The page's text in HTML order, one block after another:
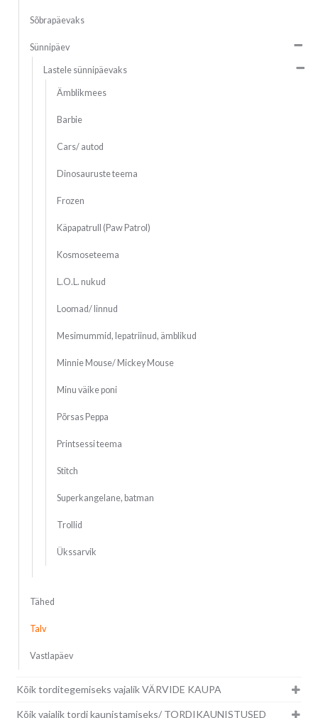
Sõbrapäevaks
Sünnipäev
Lastele sünnipäevaks
Ämblikmees
Barbie
Cars/ autod
Dinosauruste teema
Frozen
Käpapatrull (Paw Patrol)
Kosmoseteema
L.O.L. nukud
Loomad/ linnud
Mesimummid, lepatriinud, ämblikud
Minnie Mouse/ Mickey Mouse
Minu väike poni
Põrsas Peppa
Printsessi teema
Stitch
Superkangelane, batman
Trollid
Ükssarvik
Tähed
Talv
Vastlapäev
Kõik torditegemiseks vajalik VÄRVIDE KAUPA
Kõik vajalik tordi kaunistamiseks/ TORDIKAUNISTUSED